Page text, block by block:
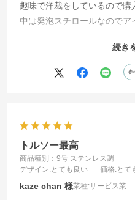
趣味で洋裁をしているので購
中は発泡スチロールなのでア
フォルムが保てます。シル
簡単に組み立てできました
続き
参
トルソー最高
商品種別：9号 ステンレス調
デザイン:とても良い 価格:とて
kaze chan 業種:サービス業